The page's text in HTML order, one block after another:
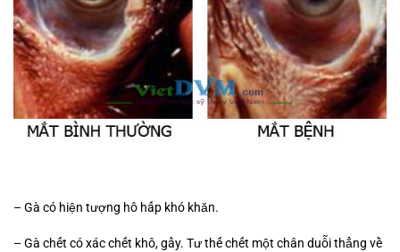
– Gà có hiện tượng hô hấp khó khăn.
– Gà chết có xác chết khô, gầy. Tư thế chết một chân duỗi thẳng về